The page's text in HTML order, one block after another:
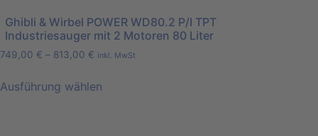
Ghibli & Wirbel POWER WD80.2 P/I TPT
Industriesauger mit 2 Motoren 80 Liter
749,00 € – 813,00 € inkl. MwSt
Ausführung wählen